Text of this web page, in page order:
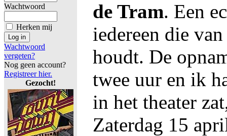
Wachtwoord
Herken mij
Wachtwoord
vergeten?
Nog geen account?
Registreer hier.
Gezocht!
de Tram. Een
iedereen die
houdt. De
twee uur en ik
in het theater
Zaterdag 15